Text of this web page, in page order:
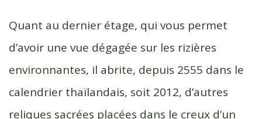
Quant au dernier étage, qui vous permet
d’avoir une vue dégagée sur les rizières
environnantes, il abrite, depuis 2555 dans le
calendrier thaïlandais, soit 2012, d’autres
reliques sacrées placées dans le creux d’un